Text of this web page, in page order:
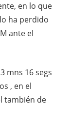
en lo que
ha perdido
ante el
mns 16 segs
, en el
también de